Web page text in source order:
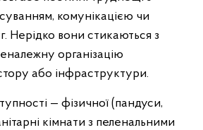
комунікацією чи
Нерідко вони стикаються з
організацію
або інфраструктури.
— фізичної (пандуси,
кімнати з пеленальними